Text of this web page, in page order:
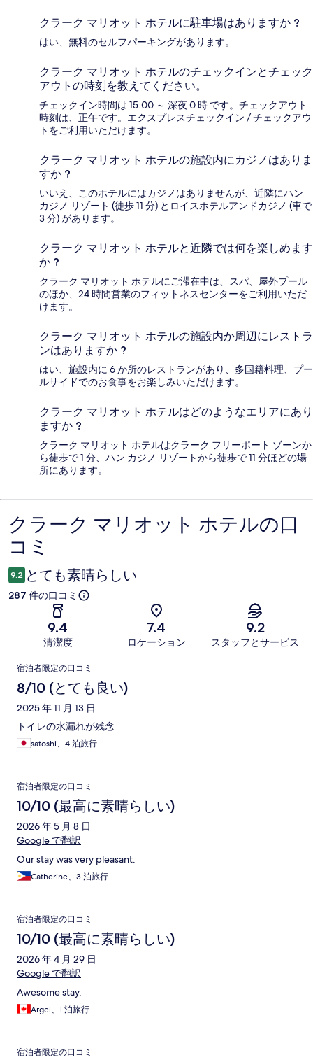
クラーク マリオット ホテルに駐車場はありますか ?
はい、無料のセルフパーキングがあります。
クラーク マリオット ホテルのチェックインとチェック
アウトの時刻を教えてください。
チェックイン時間は 15:00 ～ 深夜 0 時 です。チェックアウト
時刻は、正午です。エクスプレスチェックイン / チェックアウ
トをご利用いただけます。
クラーク マリオット ホテルの施設内にカジノはありま
すか ?
いいえ、このホテルにはカジノはありませんが、近隣にハン
カジノ リゾート (徒歩 11 分) とロイスホテルアンドカジノ (車で
3 分) があります。
クラーク マリオット ホテルと近隣では何を楽しめます
か ?
クラーク マリオット ホテルにご滞在中は、スパ、屋外プール
のほか、24 時間営業のフィットネスセンターをご利用いただ
けます。
クラーク マリオット ホテルの施設内か周辺にレストラ
ンはありますか ?
はい、施設内に 6 か所のレストランがあり、多国籍料理、プー
ルサイドでのお食事をお楽しみいただけます。
クラーク マリオット ホテルはどのようなエリアにあり
ますか ?
クラーク マリオット ホテルはクラーク フリーポート ゾーンか
ら徒歩で 1 分、ハン カジノ リゾートから徒歩で 11 分ほどの場
所にあります。
口
コ
ミ
クラーク マリオット ホテルの口
コミ
9.2 とても素晴らしい
287 件の口コミ
9.4
清潔度
7.4
ロケーション
9.2
スタッフとサービス
口
コ
ミ
宿泊者限定の口コミ
8/10 (とても良い)
2025 年 11 月 13 日
トイレの水漏れが残念
satoshi、4 泊旅行
宿泊者限定の口コミ
10/10 (最高に素晴らしい)
2026 年 5 月 8 日
Google で翻訳
Our stay was very pleasant.
Catherine、3 泊旅行
宿泊者限定の口コミ
10/10 (最高に素晴らしい)
2026 年 4 月 29 日
Google で翻訳
Awesome stay.
Argel、1 泊旅行
宿泊者限定の口コミ